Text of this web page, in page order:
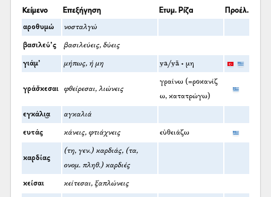
Κείμενο Επεξήγηση Ετυμ. Ρίζα Προέλ.
αροθυμώ νοσταλγώ
βασιλεύ’ς βασιλεύεις, δύεις
γιάμ’ μήπως, ή μη ya/yā + μη
γράσ̌κεσαι φθείρεσαι, λιώνεις
γραίνω (=ροκανίζ
ω, κατατρώγω)
εγκάλι͜α αγκαλιά
ευτάς κάνεις, φτιάχνεις εὐθειάζω
καρδίας
(τη, γεν.) καρδιάς, (τα,
ονομ. πληθ.) καρδιές
κείσαι κείτεσαι, ξαπλώνεις